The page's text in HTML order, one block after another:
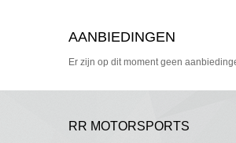
AANBIEDINGEN
Er zijn op dit moment geen
RR MOTORSPORTS